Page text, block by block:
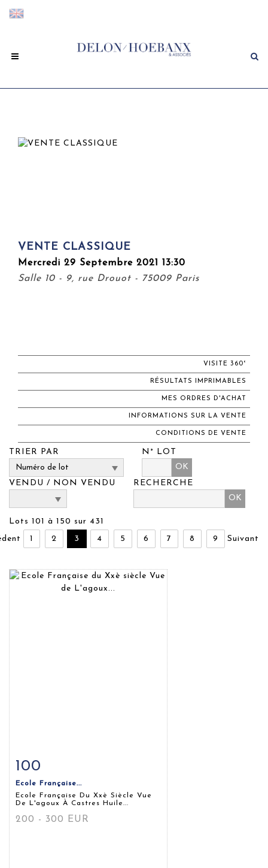
VENTE CLASSIQUE
Mercredi 29 Septembre 2021 13:30
Salle 10 - 9, rue Drouot - 75009 Paris
VISITE 360°
RÉSULTATS IMPRIMABLES
MES ORDRES D'ACHAT
INFORMATIONS SUR LA VENTE
CONDITIONS DE VENTE
TRIER PAR
N° LOT
OK
VENDU / NON VENDU
RECHERCHE
Lots 101 à 150 sur 431
1 2 3 4 5 6 7 8 9 Suivant
Fiche détaillée
100
Ecole Française...
Ecole Française Du Xxè Siècle Vue
De L'agoux À Castres Huile...
200 - 300 EUR